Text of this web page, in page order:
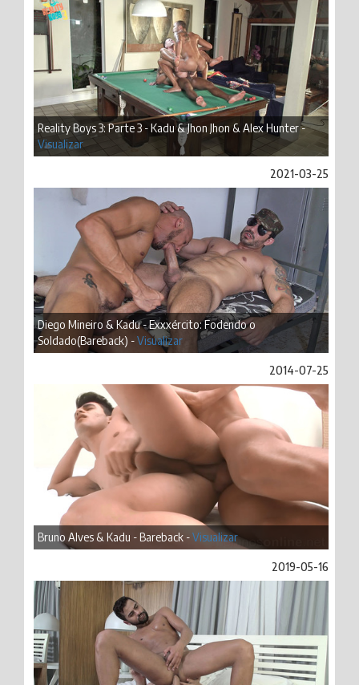
Reality Boys 3: Parte 3 - Kadu & Jhon Jhon & Alex Hunter -
Visualizar
2021-03-25
Diego Mineiro & Kadu - Exxxército: Fodendo o
Soldado(Bareback) -Visualizar
2014-07-25
Bruno Alves & Kadu - Bareback -Visualizar
2019-05-16